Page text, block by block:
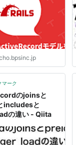
マーク
のjoinsと
includesと
の違い - Qiita